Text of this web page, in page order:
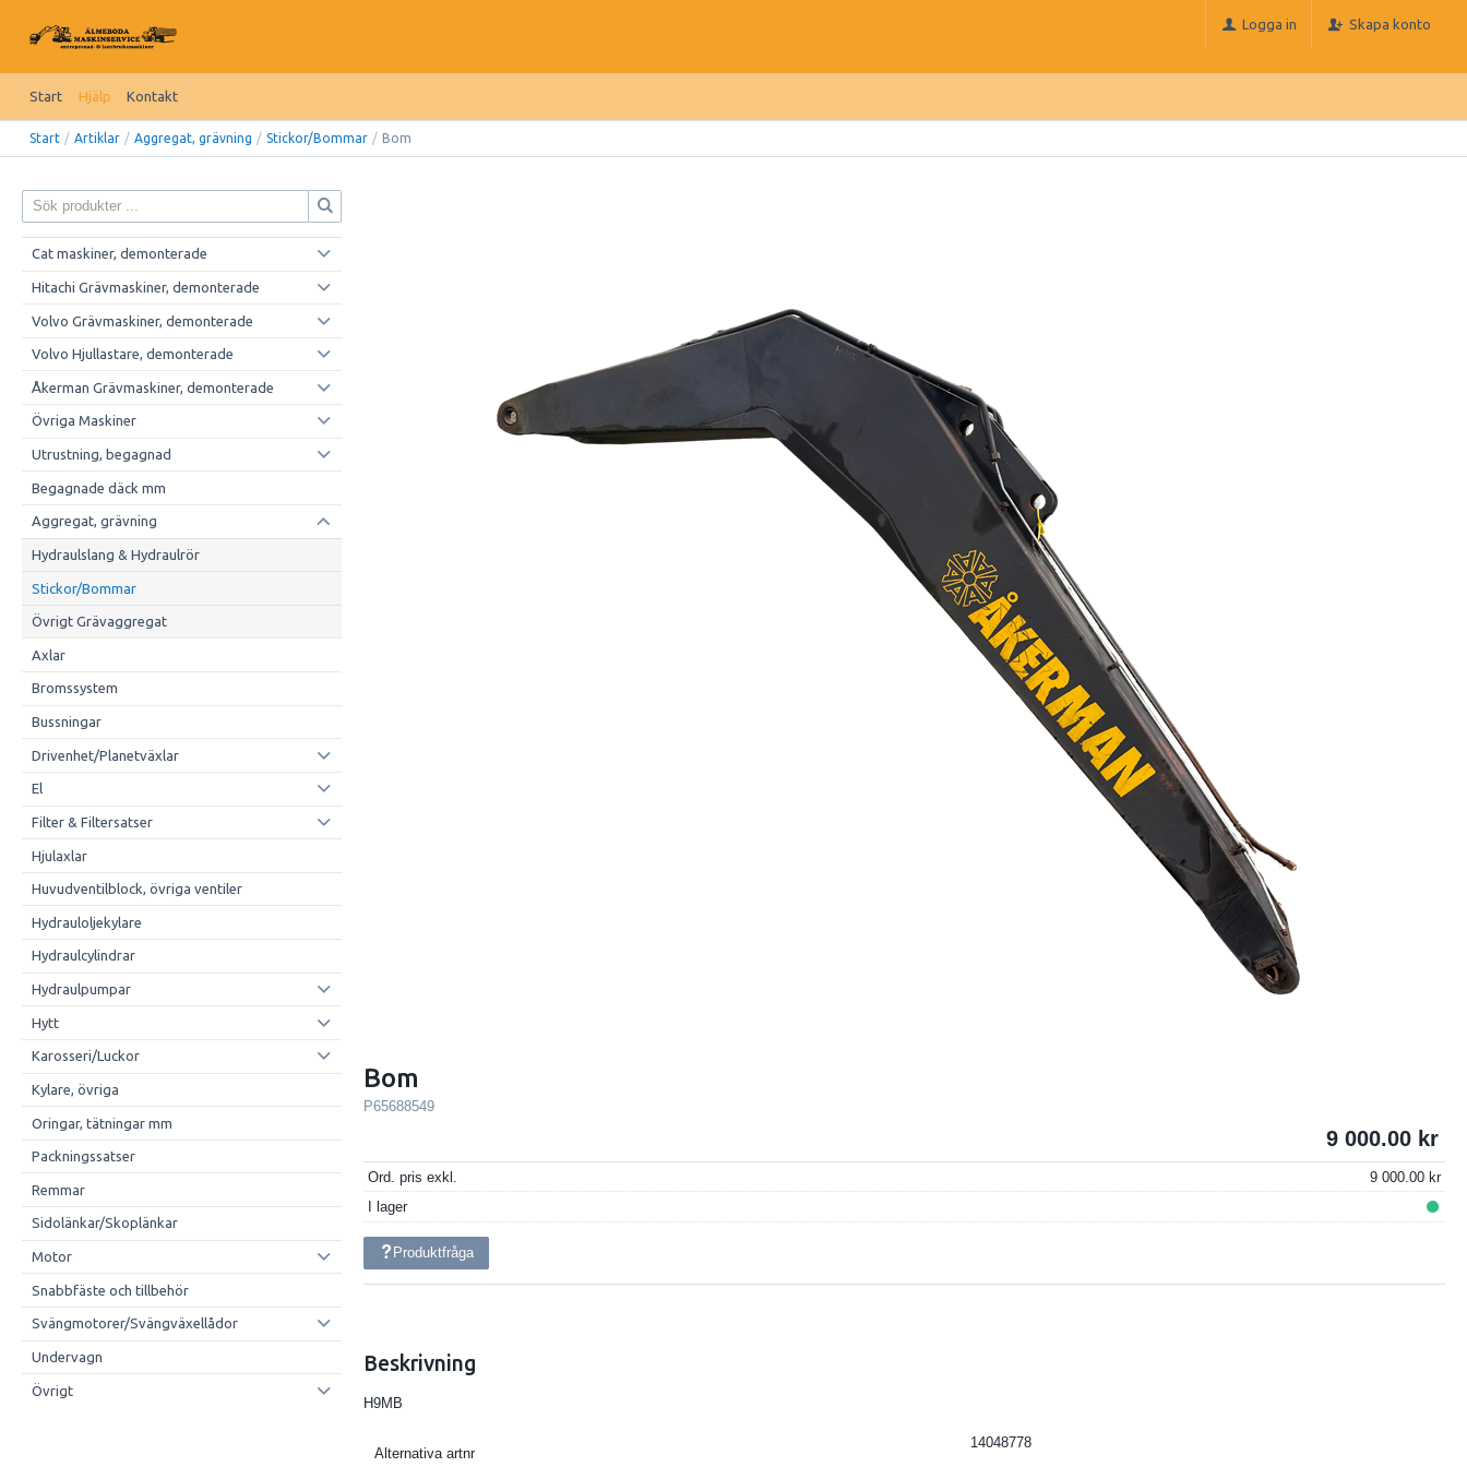
Logga in Skapa konto
Start Hjälp Kontakt
Start / Artiklar / Aggregat, grävning / Stickor/Bommar / Bom
Cat maskiner, demonterade
Hitachi Grävmaskiner, demonterade
Volvo Grävmaskiner, demonterade
Volvo Hjullastare, demonterade
Åkerman Grävmaskiner, demonterade
Övriga Maskiner
Utrustning, begagnad
Begagnade däck mm
Aggregat, grävning
Hydraulslang & Hydraulrör
Stickor/Bommar
Övrigt Grävaggregat
Axlar
Bromssystem
Bussningar
Drivenhet/Planetväxlar
El
Filter & Filtersatser
Hjulaxlar
Huvudventilblock, övriga ventiler
Hydrauloljekylare
Hydraulcylindrar
Hydraulpumpar
Hytt
Karosseri/Luckor
Kylare, övriga
Oringar, tätningar mm
Packningssatser
Remmar
Sidolänkar/Skoplänkar
Motor
Snabbfäste och tillbehör
Svängmotorer/Svängväxellådor
Undervagn
Övrigt
Bom
P65688549
9 000.00
Ord. pris exkl.
9 000.00
I lager
Produktfråga
Beskrivning
H9MB
Alternativa artnr
14048778